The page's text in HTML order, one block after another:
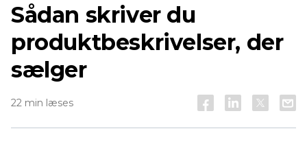
Sådan skriver du
produktbeskrivelser, der
sælger
22 min læses